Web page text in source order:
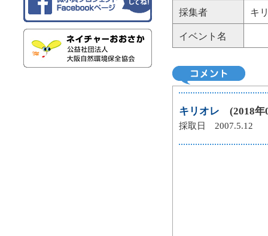
採集者 キ
イベント名
キリオレ (2018年
採取日 2007.5.12